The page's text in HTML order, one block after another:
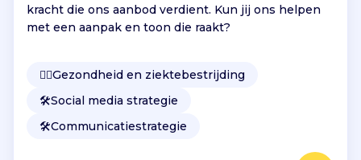
kracht die ons aanbod verdient. Kun jij ons helpen
met een aanpak en toon die raakt?
👩‍⚕️Gezondheid en ziektebestrijding
🛠️Social media strategie
🛠️Communicatiestrategie